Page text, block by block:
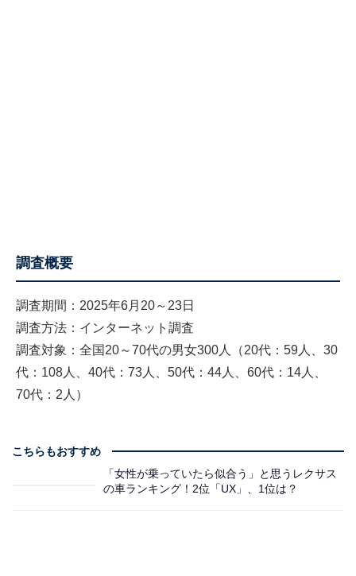
調査概要
調査期間：2025年6月20～23日
調査方法：インターネット調査
調査対象：全国20～70代の男女300人（20代：59人、30
代：108人、40代：73人、50代：44人、60代：14人、
70代：2人）
こちらもおすすめ
「女性が乗っていたら似合う」と思うレクサス
の車ランキング！2位「UX」、1位は？